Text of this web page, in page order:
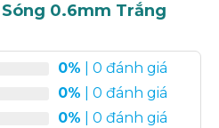
0.6mm Trắng
0% | 0 đánh giá
0% | 0 đánh giá
0% | 0 đánh giá